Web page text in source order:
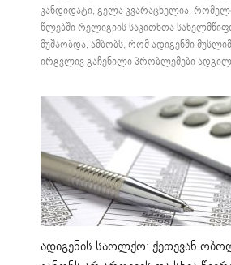
კანდიდატი, გელა კვარაცხელია,
წლებში რელიგიის საკითხთა
მუშაობდა, ამბობს, რომ ადიგენში
ირგვლივ გაჩენილი პრობლემები
ადიგენის საოლქო: ქეთევან